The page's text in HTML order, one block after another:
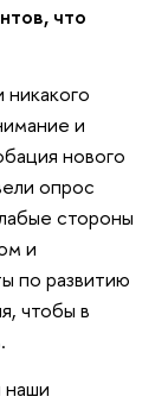
что
и
нового
опрос
стороны
и
по развитию
чтобы в
наши